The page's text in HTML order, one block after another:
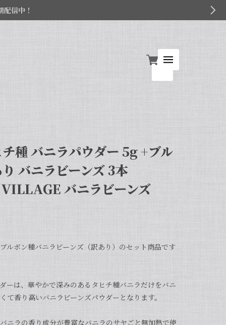
信中！
種 バニラパウダー 5g +ブル
バニラビーンズ 3本
バニラビーンズ
ルボン種バニラビーンズ（訳あり）のセット商品です
ーは、華やかで深みのあるタヒチ種バニラだけをバニ
て香り高いバニラビーンズパウダーとなります。
ニラの香り成分が豊富なバニラのサヤごと無加熱で使